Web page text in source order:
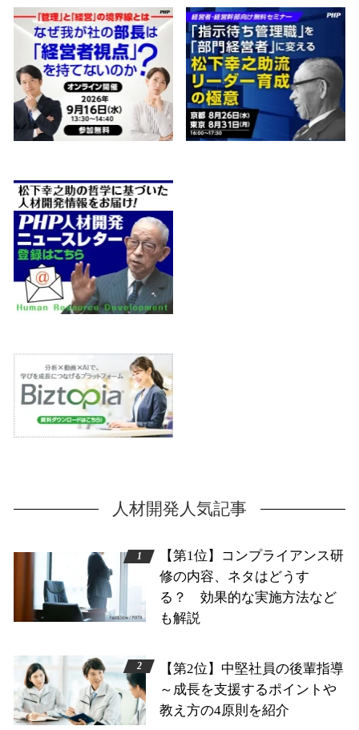
人材開発人気記事
【第1位】コンプライアンス研
修の内容、ネタはどうす
る？ 効果的な実施方法など
も解説
【第2位】中堅社員の後輩指導
～成長を支援するポイントや
教え方の4原則を紹介